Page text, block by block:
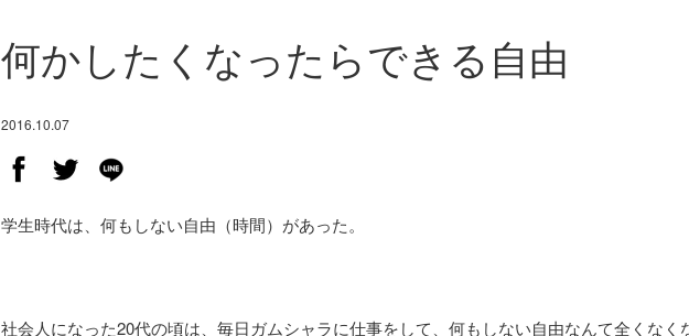
何かしたくなったらできる自由
2016.10.07
学生時代は、何もしない自由（時間）があった。
社会人になった20代の頃は、毎日ガムシャラに仕事をして、何もしない自由なんて全くなく